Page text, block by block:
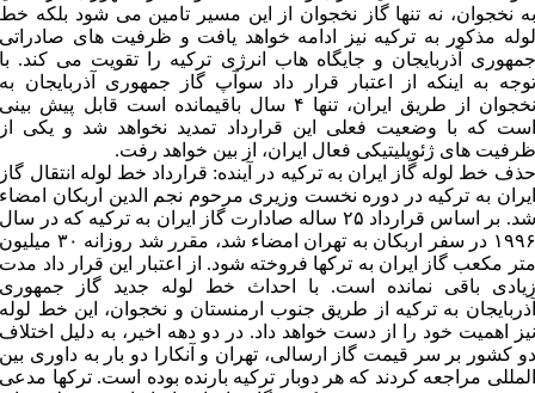
به نخجوان، نه تنها گاز نخجوان از این مسیر تامین می شود بلکه خط
لوله مذکور به ترکیه نیز ادامه خواهد یافت و ظرفیت های صادراتی
جمهوری آذربایجان و جایگاه هاب انرژی ترکیه را تقویت می کند. با
توجه به اینکه از اعتبار قرار داد سوآپ گاز جمهوری آذربایجان به
نخجوان از طریق ایران، تنها ۴ سال باقیمانده است قابل پیش بینی
است که با وضعیت فعلی این قرارداد تمدید نخواهد شد و یکی از
ظرفیت های ژئوپلیتیکی فعال ایران، از بین خواهد رفت.
حذف خط لوله گاز ایران به ترکیه در آینده: قرارداد خط لوله انتقال گاز
ایران به ترکیه در دوره نخست وزیری مرحوم نجم الدین اربکان امضاء
شد. بر اساس قرارداد ۲۵ ساله صادارت گاز ایران به ترکیه که در سال
۱۹۹۶ در سفر اربکان به تهران امضاء شد، مقرر شد روزانه ۳۰ میلیون
متر مکعب گاز ایران به ترکها فروخته شود. از اعتبار این قرار داد مدت
زیادی باقی نمانده است. با احداث خط لوله جدید گاز جمهوری
آذربایجان به ترکیه از طریق جنوب ارمنستان و نخجوان، این خط لوله
نیز اهمیت خود را از دست خواهد داد. در دو دهه اخیر، به دلیل اختلاف
دو کشور بر سر قیمت گاز ارسالی، تهران و آنکارا دو بار به داوری بین
المللی مراجعه کردند که هر دوبار ترکیه بارنده بوده است. ترکها مدعی